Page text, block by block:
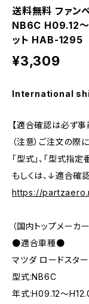
送料無料 ファン
NB6C H09.12～
ット HAB-1295
¥3,309
International
【適合確認は必ず事
（注意）ご注文の際
「型式」、「型式指
もしくは、↓適合確
https://
（国内トップメーカ
●適合車種●
マツダ ロードスター
型式:NB6C
年式:H09.12～